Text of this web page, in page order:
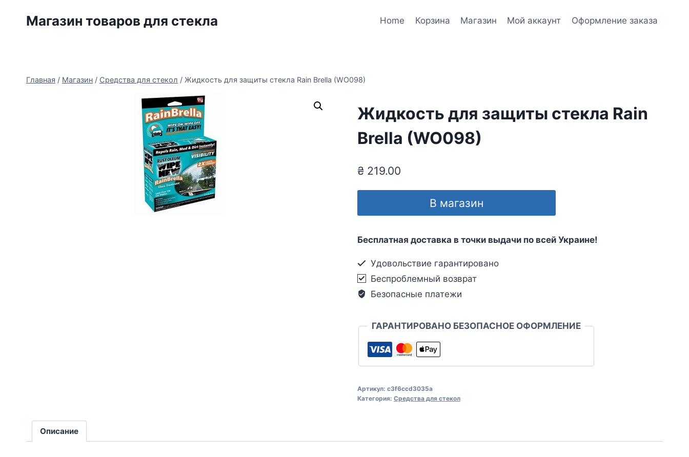
Магазин товаров для стекла Home Корзина Магазин Мой аккаунт Оформление заказа
Главная / Магазин / Средства для стекол / Жидкость для защиты стекла Rain Brella (WO098)
Жидкость для защиты стекла Rain
Brella (WO098)
₴219.00
В магазин
Бесплатная доставка в точки выдачи по всей Украине!
Удовольствие гарантировано
Беспроблемный возврат
Безопасные платежи
ГАРАНТИРОВАНО БЕЗОПАСНОЕ ОФОРМЛЕНИЕ
Артикул: c3f6ccd3035a
Категория: Средства для стекол
Описание